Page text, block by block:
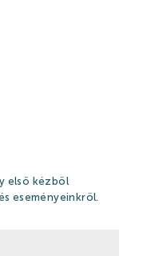
első kézből
eseményeinkről.